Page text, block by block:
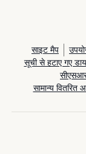
साइट मैप
सूची से हटाए गए
सामान्य वितरित